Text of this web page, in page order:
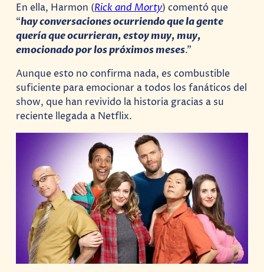
En ella, Harmon (Rick and Morty) comentó que
“hay conversaciones ocurriendo que la gente
quería que ocurrieran, estoy muy, muy,
emocionado por los próximos meses.”
Aunque esto no confirma nada, es combustible
suficiente para emocionar a todos los fanáticos del
show, que han revivido la historia gracias a su
reciente llegada a Netflix.